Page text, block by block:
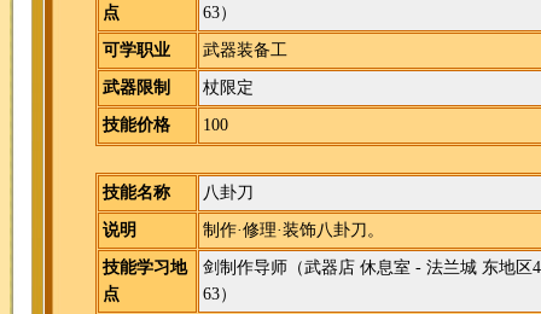
点
63）
可学职业 武器装备工
武器限制 杖限定
技能价格 100
技能名称 八卦刀
说明 制作·修理·装饰八卦刀。
技能学习地
点
剑制作导师 （武器店 休息室 - 法兰城 东地区
63）